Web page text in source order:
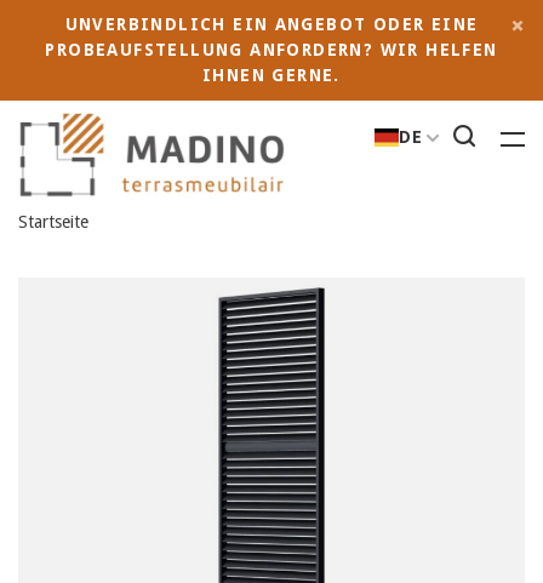
UNVERBINDLICH EIN ANGEBOT ODER EINE
PROBEAUFSTELLUNG ANFORDERN? WIR HELFEN
IHNEN GERNE.
DE
Startseite